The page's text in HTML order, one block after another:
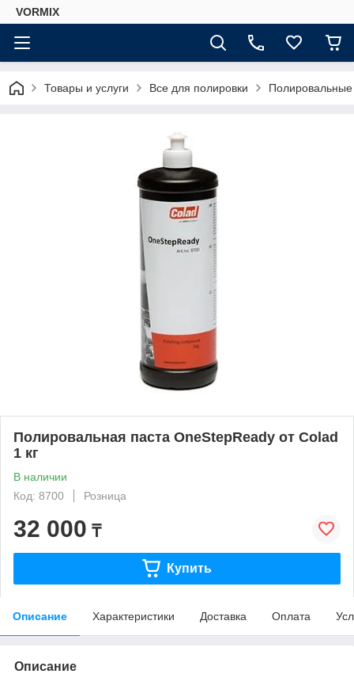
VORMIX
Товары и услуги Все для полировки
Полировальная паста OneStepReady от Colad
1 кг
В наличии
Код: 8700
Розница
32 000 ₸
Купить
Описание Характеристики Доставка Оплата
Описание